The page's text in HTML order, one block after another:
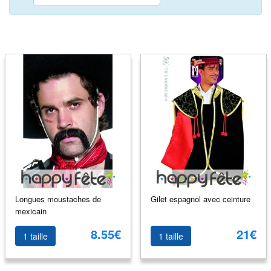
Longues moustaches de
mexicain
1 taille 8.55€
Gilet espagnol avec ceinture
1 taille 21€